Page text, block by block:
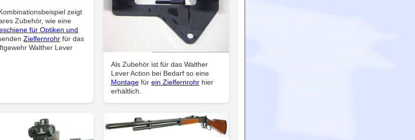
zeigt
Zubehör, wie eine
für Optiken und
Zielfernrohr für das
Walther Lever
Als Zubehör ist für das Walther
Lever Action bei Bedarf so eine
Montagefür ein Zielfernrohrhier
erhältlich.